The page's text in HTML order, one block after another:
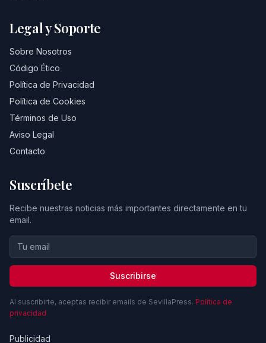
Legal y Soporte
Sobre Nosotros
Código Ético
Política de Privacidad
Política de Cookies
Términos de Uso
Aviso Legal
Contacto
Suscríbete
Recibe nuestras noticias más importantes directamente en tu
email.
Suscribirse
Al suscribirte, aceptas recibir emails de SevillaPress. Política de
privacidad
Publicidad